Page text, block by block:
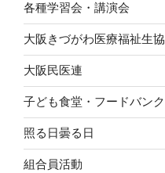
各種学習会・講演会
大阪きづがわ医療福祉生協
大阪民医連
子ども食堂・フードバンク
照る日曇る日
組合員活動